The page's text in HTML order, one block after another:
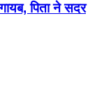
पिता ने सदर